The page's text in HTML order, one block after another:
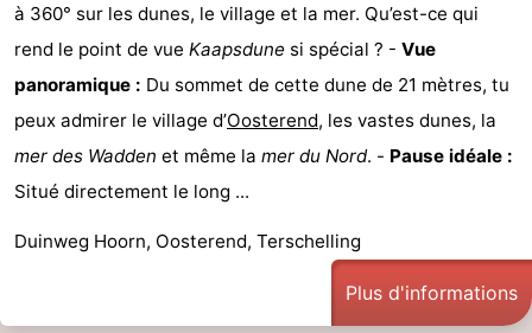
à 360° sur les dunes, le village et la mer. Qu’est-ce qui
rend le point de vue Kaapsdune si spécial ? - Vue
panoramique : Du sommet de cette dune de 21 mètres, tu
peux admirer le village d’Oosterend, les vastes dunes, la
mer des Wadden et même la mer du Nord. - Pause idéale :
Situé directement le long ...
Duinweg Hoorn, Oosterend, Terschelling
Plus d'informations